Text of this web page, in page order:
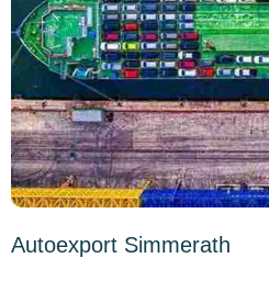
Autoexport Simmerath